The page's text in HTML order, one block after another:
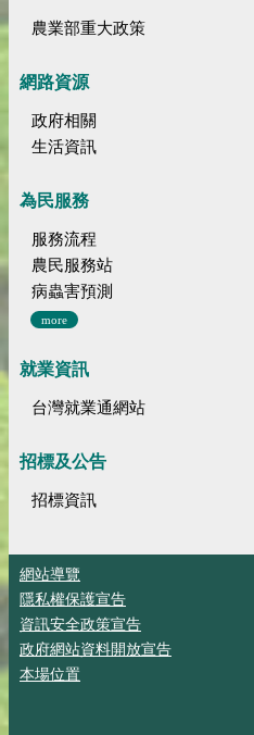
農業部重大政策
網路資源
政府相關
生活資訊
為民服務
服務流程
農民服務站
病蟲害預測
more
就業資訊
台灣就業通網站
招標及公告
招標資訊
網站導覽
隱私權保護宣告
資訊安全政策宣告
政府網站資料開放宣告
本場位置